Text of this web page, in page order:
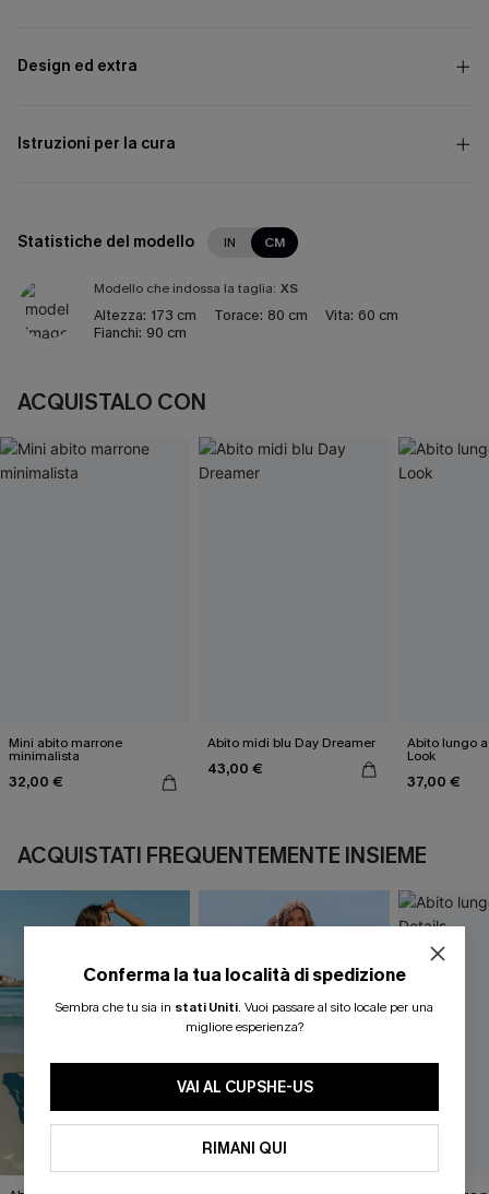
Design ed extra
Istruzioni per la cura
Statistiche del modello IN CM
Modello che indossa la taglia: XS
Altezza: 173 cm Torace: 80 cm Vita: 60 cm
Fianchi: 90 cm
ACQUISTALO CON
Mini abito marrone
minimalista
32,00 €
Abito midi blu Day Dreamer
43,00 €
Abito lungo
Look
37,00 €
ACQUISTATI FREQUENTEMENTE INSIEME
Conferma la tua località di spedizione
Sembra che tu sia in stati Uniti. Vuoi passare al sito locale per una
migliore esperienza?
VAI AL CUPSHE-US
RIMANI QUI